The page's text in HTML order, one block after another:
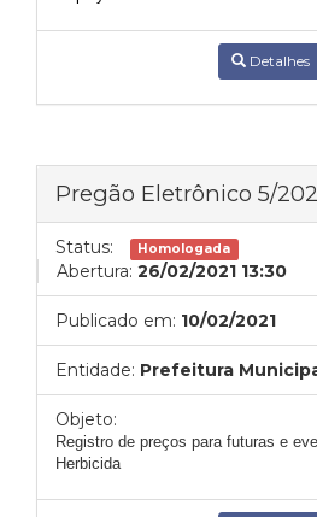
Detalhes
Pregão Eletrônico 5/
Status: Homologada
Abertura: 26/02/2021 13:30
Publicado em: 10/02/2021
Entidade: Prefeitura
Objeto:
Registro de preços para futuras e
Herbicida